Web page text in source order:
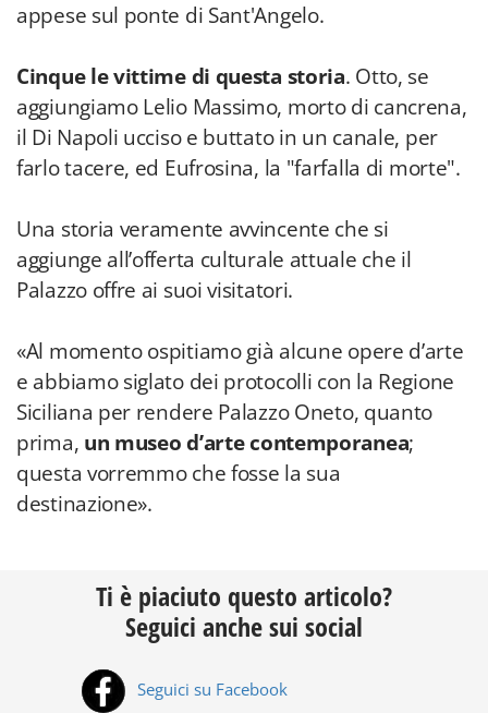
appese sul ponte di Sant'Angelo.
Cinque le vittime di questa storia. Otto, se
aggiungiamo Lelio Massimo, morto di cancrena,
il Di Napoli ucciso e buttato in un canale, per
farlo tacere, ed Eufrosina, la "farfalla di morte".
Una storia veramente avvincente che si
aggiunge all’offerta culturale attuale che il
Palazzo offre ai suoi visitatori.
«Al momento ospitiamo già alcune opere d’arte
e abbiamo siglato dei protocolli con la Regione
Siciliana per rendere Palazzo Oneto, quanto
prima, un museo d’arte contemporanea;
questa vorremmo che fosse la sua
destinazione».
Ti è piaciuto questo articolo?
Seguici anche sui social
Seguici su Facebook